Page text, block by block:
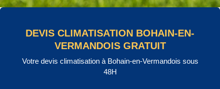
DEVIS CLIMATISATION BOHAIN-EN-
VERMANDOIS GRATUIT
Votre devis climatisation à Bohain-en-Vermandois sous
48H